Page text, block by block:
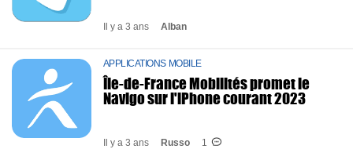
Il y a 3 ans Alban
APPLICATIONS MOBILE
Île-de-France Mobilités promet le
Navigo sur l'iPhone courant 2023
Il y a 3 ans Russo 1